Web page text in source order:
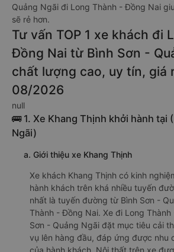
Quảng Ngãi đi Long Thành - Đồng Nai
sẽ rẻ hơn.
Tư vấn TOP 1 xe khách đi
Đồng Nai từ Bình Sơn -
chất lượng cao, uy tín, giá
08/2026
null
🚌 1. Xe Khang Thịnh khởi hành tại
Ngãi)
a. Giới thiệu xe Khang Thịnh
Xe khách Khang Thịnh có kinh
hành khách trên khá nhiều tuyến
nhất là tuyến đường từ Bình Sơn -
Thành - Đồng Nai. Xe đi Long
Sơn - Quảng Ngãi đặt mục tiêu cải
vụ lên hàng đầu, đáp ứng được nhu
của hành khách. Nội thất trên xe